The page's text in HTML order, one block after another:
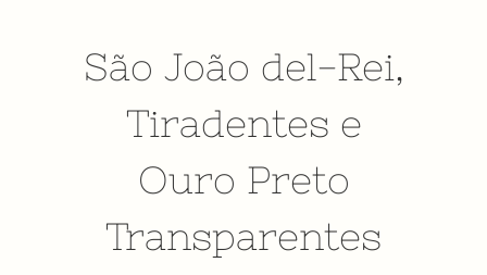
São João del-Rei,
Tiradentes e
Ouro Preto
Transparentes